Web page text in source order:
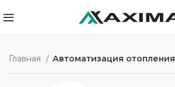
Главная Автоматизация отопления